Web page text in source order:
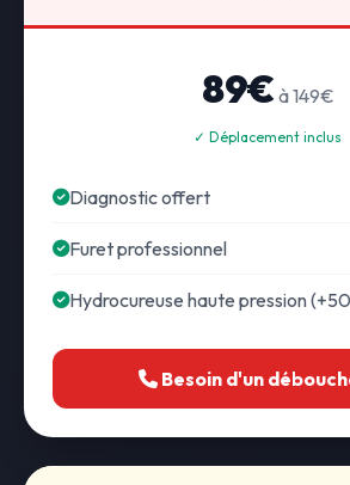
89€ à 149€
✓ Déplacement inclus
Diagnostic offert
Furet professionnel
Hydrocureuse haute pression
Besoin d'un